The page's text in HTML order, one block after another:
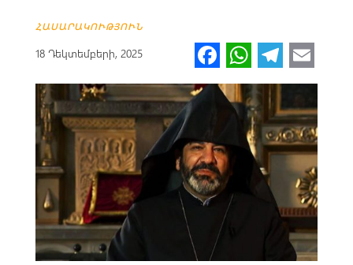
ՀԱՍԱՐԱԿՈՒԹՅՈՒՆ
18 Դեկտեմբերի, 2025 Fa
ce
b
o
k
W
h
at
s
A
p
Te
le
gr
a
m
m
ail